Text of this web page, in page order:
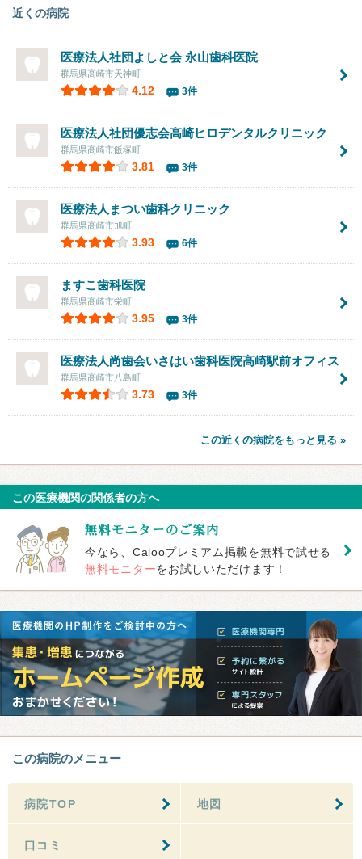
近くの病院
医療法人社団よしと会 永山歯科医院
群馬県高崎市天神町
4.12 3件
医療法人社団優志会高崎ヒロデンタルクリニック
群馬県高崎市飯塚町
3.81 3件
医療法人 まつい歯科クリニック
群馬県高崎市旭町
3.93 6件
ますこ歯科医院
群馬県高崎市栄町
3.95 3件
医療法人尚歯会いさはい歯科医院高崎駅前オフィス
群馬県高崎市八島町
3.73 3件
この近くの病院をもっと見る »
この医療機関の関係者の方へ
今なら、Calooプレミアム掲載を無料で試せる
無料モニターをお試しいただけます！
この病院のメニュー
病院TOP 地図
口コミ